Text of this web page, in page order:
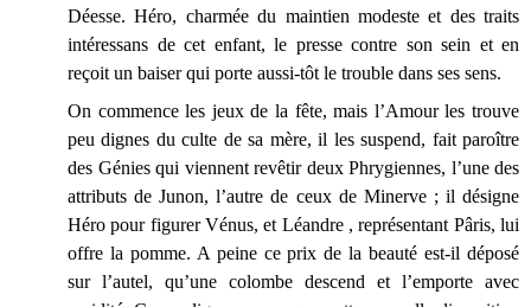
Déesse. Héro, charmée du maintien modeste et des traits
intéressans de cet enfant, le presse contre son sein et en
reçoit un baiser qui porte aussi-tôt le trouble dans ses sens.
On commence les jeux de la fête, mais l’Amour les trouve
peu dignes du culte de sa mère, il les suspend, fait paroître
des Génies qui viennent revêtir deux Phrygiennes, l’une des
attributs de Junon, l’autre de ceux de Minerve ; il désigne
Héro pour figurer Vénus, et Léandre , représentant Pâris, lui
offre la pomme. A peine ce prix de la beauté est-il déposé
sur l’autel, qu’une colombe descend et l’emporte avec